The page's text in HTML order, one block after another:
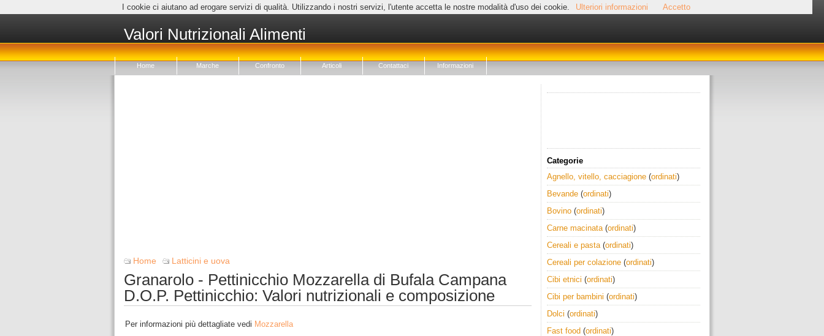
I cookie ci aiutano ad erogare servizi di qualità. Utilizzando i nostri servizi, l'utente accetta le nostre modalità d'uso dei cookie. Ulteriori informazioni Accetto
Valori Nutrizionali Alimenti
Home Marche Confronto Articoli Contattaci Informazioni
Home Latticini e uova
Granarolo - Pettinicchio Mozzarella di Bufala Campana
D.O.P. Pettinicchio: Valori nutrizionali e composizione
Per informazioni più dettagliate vedi Mozzarella
Categorie
Agnello, vitello, cacciagione (ordinati)
Bevande (ordinati)
Bovino (ordinati)
Carne macinata(ordinati)
Cereali e pasta(ordinati)
Cereali per colazione (ordinati)
Cibi etnici (ordinati)
Cibi per bambini (ordinati)
Dolci (ordinati)
Fast food (ordinati)